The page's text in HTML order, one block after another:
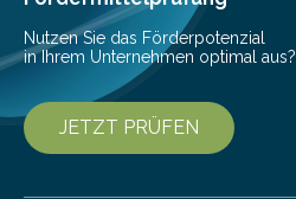
Nutzen Sie das Förderpotenzial
in Ihrem Unternehmen optimal aus?
JETZT PRÜFEN